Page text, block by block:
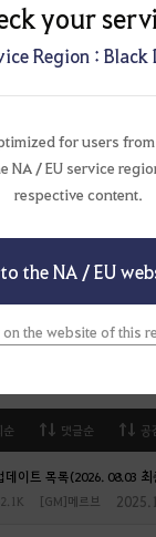
your
Region : Black
for users
NA / EU service
respective content.
the NA / EU
on the website of this
1
공개 암형
얻었거나, 논의가 필요한
순 댓글순 공
데이트 목록(2026. 08.03
[GM]메르브